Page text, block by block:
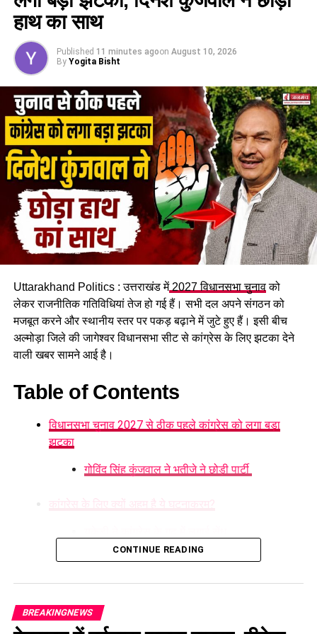
UP NEXT
उत्तराखंड के सभी पुलिस थानों को बम से उड़ाने की धमकी देने वाला
गिरफ्तार, इसलिए किया था ये काम
DON'T MISS
सीएम ने चंपावत को दी 40 करोड़ की स्वास्थ्य योजनाओं की सौगात,
अत्याधुनिक MRI मशीन का भी किया लोकार्पण
हाथ का साथ
Published 11 minutes agoon August 10, 2026
By Yogita Bisht
Uttarakhand Politics : उत्तराखंड में2027 विधानसभा चुनावको
लेकर राजनीतिक गतिविधियां तेज हो गई हैं। सभी दल अपने संगठन को
मजबूत करने और स्थानीय स्तर पर पकड़ बढ़ाने में जुटे हुए हैं। इसी बीच
अल्मोड़ा जिले की जागेश्वर विधानसभा सीट से कांग्रेस के लिए झटका देने
वाली खबर सामने आई है।
Table of Contents
विधानसभा चुनाव 2027 से ठीक पहले कांग्रेस को लगा बड़ा
झटका
गोविंद सिंह कुंजवाल ने भतीजे ने छोड़ी पार्टी
कांग्रेस के लिए क्यों अहम है ये घटनाक्रम?
2027 चुनाव से पहले बढ़ी सियासी हलचल
विधानसभा चुनाव 2027 से ठीक पहले
कांग्रेस को लगा बड़ा झटका
CONTINUE READING
BREAKINGNEWS